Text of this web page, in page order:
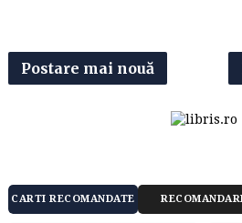
Postare mai nouă
CARTI RECOMANDATE